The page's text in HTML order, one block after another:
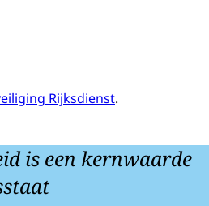
Rijksdienst.
is een kernwaarde